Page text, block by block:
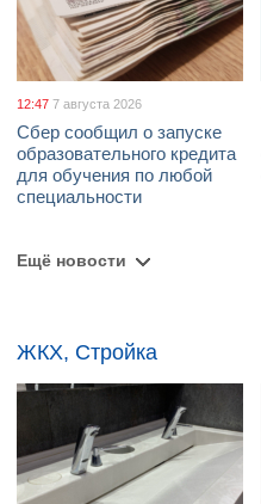
12:47 7 августа 2026
Сбер сообщил о запуске
образовательного кредита
для обучения по любой
специальности
Ещё новости
ЖКХ, Стройка